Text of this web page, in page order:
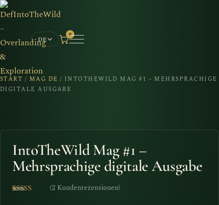
DE
0
START / MAG DE / INTOTHEWILD MAG #1 – MEHRSPRACHIGE
DIGITALE AUSGABE
IntoTheWild Mag #1 –
Mehrsprachige digitale Ausgabe
(2 Kundenrezensionen)